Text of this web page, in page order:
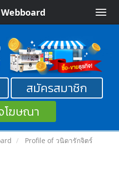
Toggle
สมัครสมาชิก
โฆษณา
Profile of วนิดารักจิตร์